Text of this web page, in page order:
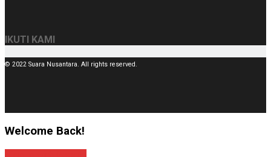
IKUTI KAMI
© 2022 Suara Nusantara. All rights reserved.
Welcome Back!